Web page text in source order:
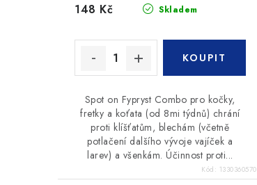
Skladem
148 Kč
Spot on Fypryst Combo pro kočky,
fretky a koťata (od 8mi týdnů) chrání
proti klíšťatům, blechám (včetně
potlačení dalšího vývoje vajíček a
larev) a všenkám. Účinnost proti...
Kód: 1330360570